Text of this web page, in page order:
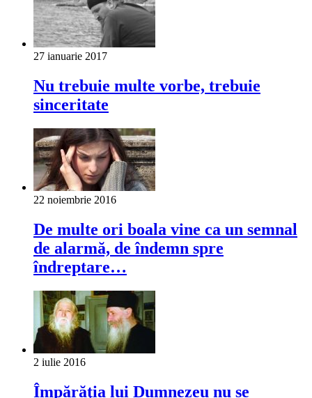
27 ianuarie 2017
Nu trebuie multe vorbe, trebuie
sinceritate
22 noiembrie 2016
De multe ori boala vine ca un semnal
de alarmă, de îndemn spre
îndreptare…
2 iulie 2016
Împărăţia lui Dumnezeu nu se